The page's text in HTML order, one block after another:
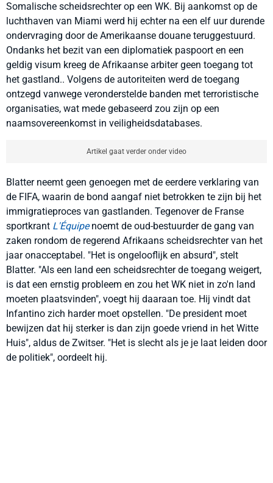
Somalische scheidsrechter op een WK. Bij aankomst op de
luchthaven van Miami werd hij echter na een elf uur durende
ondervraging door de Amerikaanse douane teruggestuurd.
Ondanks het bezit van een diplomatiek paspoort en een
geldig visum kreeg de Afrikaanse arbiter geen toegang tot
het gastland.. Volgens de autoriteiten werd de toegang
ontzegd vanwege veronderstelde banden met terroristische
organisaties, wat mede gebaseerd zou zijn op een
naamsovereenkomst in veiligheidsdatabases.
Artikel gaat verder onder video
Blatter neemt geen genoegen met de eerdere verklaring van
de FIFA, waarin de bond aangaf niet betrokken te zijn bij het
immigratieproces van gastlanden. Tegenover de Franse
sportkrant L'Équipenoemt de oud-bestuurder de gang van
zaken rondom de regerend Afrikaans scheidsrechter van het
jaar onacceptabel. "Het is ongelooflijk en absurd", stelt
Blatter. "Als een land een scheidsrechter de toegang weigert,
is dat een ernstig probleem en zou het WK niet in zo'n land
moeten plaatsvinden", voegt hij daaraan toe. Hij vindt dat
Infantino zich harder moet opstellen. "De president moet
bewijzen dat hij sterker is dan zijn goede vriend in het Witte
Huis", aldus de Zwitser. "Het is slecht als je je laat leiden door
de politiek", oordeelt hij.